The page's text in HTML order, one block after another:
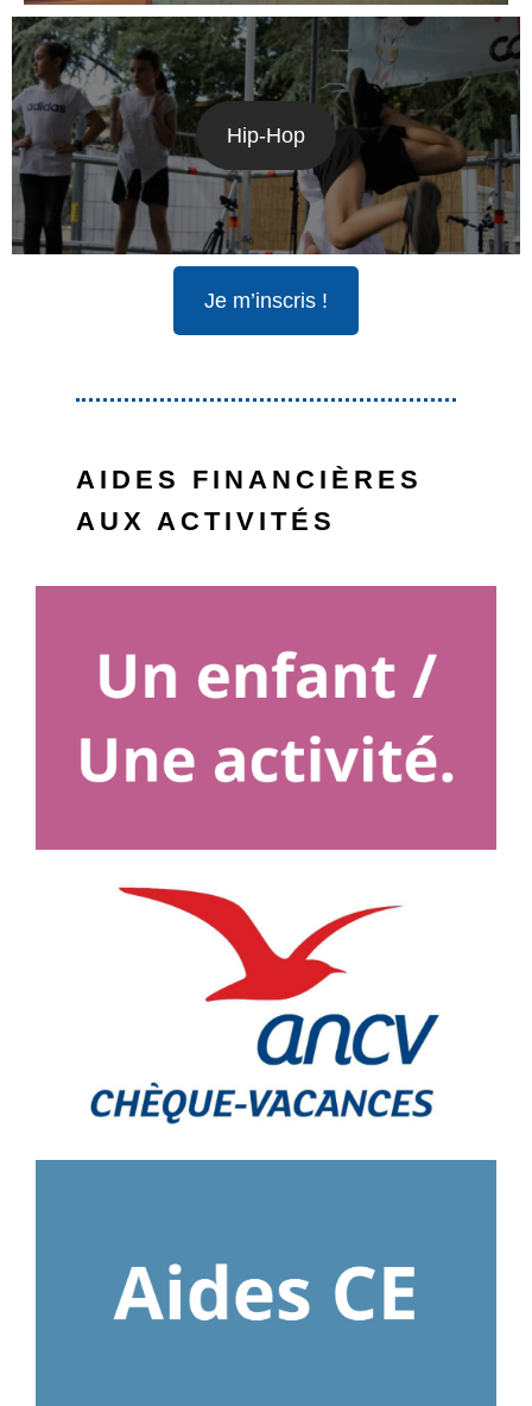
Hip-Hop
Je m’inscris !
AIDES FINANCIÈRES
AUX ACTIVITÉS